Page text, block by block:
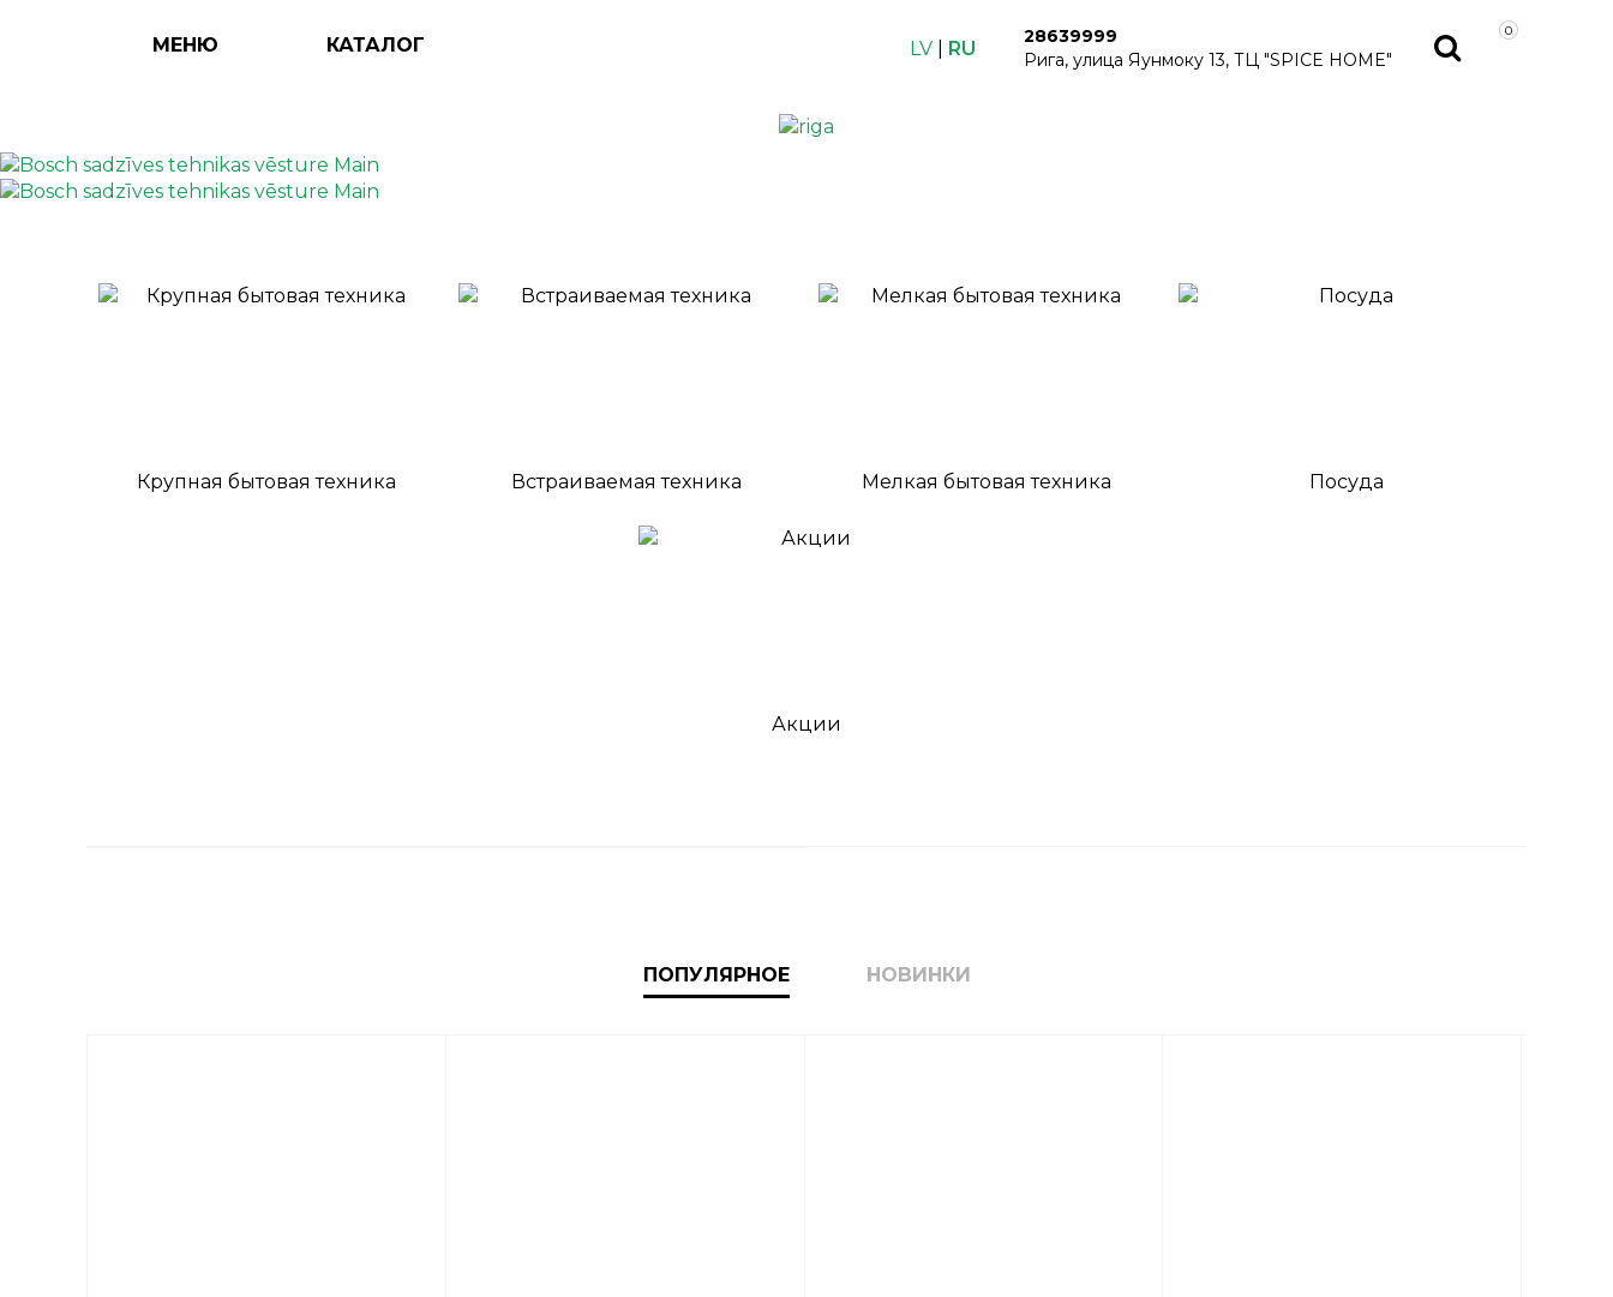
0
28639999
Рига, улица Яунмоку 13, ТЦ "SPICE HOME"
LV RU
МЕНЮ КАТАЛОГ
Крупная бытовая техника Встраиваемая техника Мелкая бытовая техника Посуда
Акции
ПОПУЛЯРНОЕ НОВИНКИ